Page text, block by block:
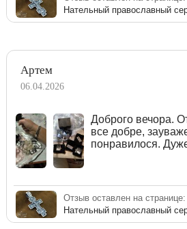
Артем
06.04.2026
Доброго вечора.
все добре,
понравилося.
Отзыв оставлен на странице: